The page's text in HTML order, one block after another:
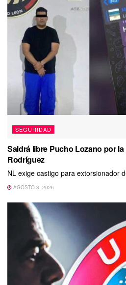
SEGURIDAD
Saldrá libre Pucho Lozano por
Rodríguez
NL exige castigo para extorsionador
AGOSTO 3, 2026